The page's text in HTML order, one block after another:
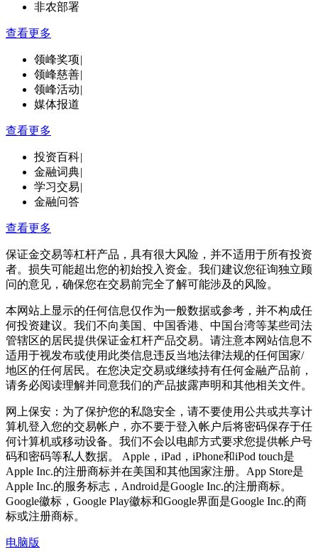
非农部署
查看更多
领峰奖项|
领峰慈善|
领峰活动|
媒体报道
查看更多
投资百科|
金融词典|
学习交易|
金融问答
查看更多
保证金交易等杠杆产品，具有很大风险，并不适用于所有投资
者。损失可能超出您的初始投入资金。我们建议您征询独立顾
问的意见，确保您在交易前完全了解可能涉及的风险。
本网站上显示的任何信息仅作为一般数据或参考，并不构成任
何投资建议。我们不向美国、中国香港、中国台湾等某些司法
管辖区的居民提供保证金杠杆产品交易。请注意本网站信息不
适用于视发布或使用此类信息违反当地法律法规的任何国家/
地区的任何居民。在您决定交易或继续持有任何金融产品前，
请务必阅读理解并同意我们的产品披露声明和其他相关文件。
网上保安：为了保护您的私隐安全，请不要使用公共或共享计
算机登入您的交易帐户，亦不要于登入帐户后将密码保存于任
何计算机或移动设备。我们不会以电邮方式要求您提供帐户号
码和密码等私人数据。 Apple，iPad，iPhone和iPod touch是
Apple Inc.的注册商标并在美国和其他国家注册。App Store是
Apple Inc.的服务标志，Android是Google Inc.的注册商标。
Google徽标，Google Play徽标和Google界面是Google Inc.的商
标或注册商标。
电脑版